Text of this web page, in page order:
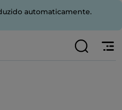
automaticamente.